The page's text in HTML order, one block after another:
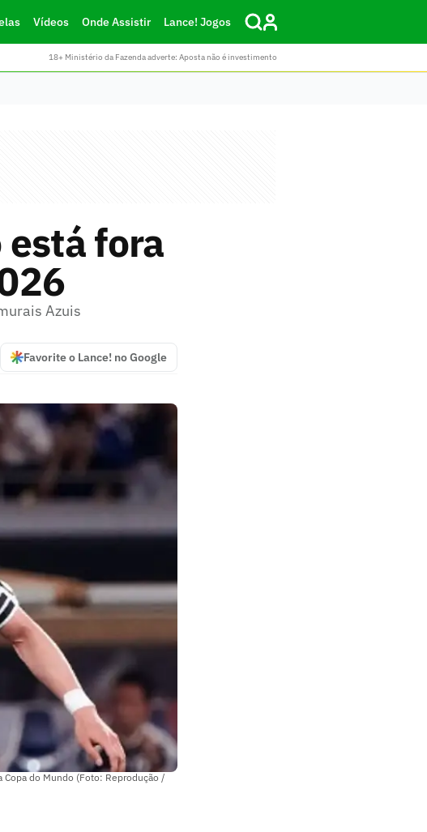
Vídeos Onde Assistir Lance! Jogos
18+ Ministério da Fazenda adverte: Aposta não é investimento
está fora
Azuis
Favorite o Lance! no Google
Copa do Mundo (Foto: Reprodução /